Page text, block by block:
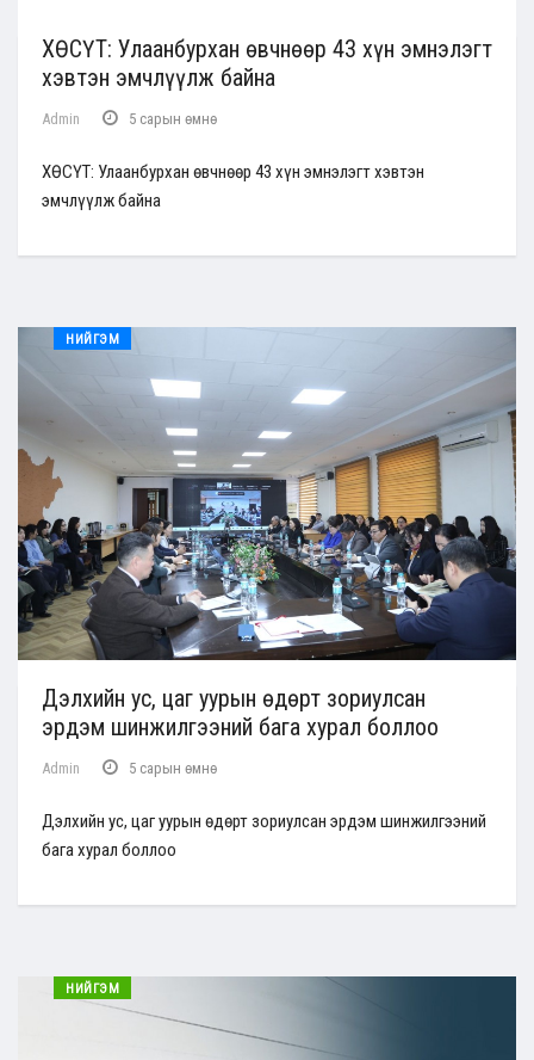
ХӨСҮТ: Улаанбурхан өвчнөөр 43 хүн эмнэлэгт
хэвтэн эмчлүүлж байна
Admin 5 сарын өмнө
ХӨСҮТ: Улаанбурхан өвчнөөр 43 хүн эмнэлэгт хэвтэн
эмчлүүлж байна
НИЙГЭМ
Дэлхийн ус, цаг уурын өдөрт зориулсан
эрдэм шинжилгээний бага хурал боллоо
Admin 5 сарын өмнө
Дэлхийн ус, цаг уурын өдөрт зориулсан эрдэм шинжилгээний
бага хурал боллоо
НИЙГЭМ